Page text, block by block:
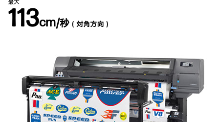
最大
113cm/秒 （対角方向）